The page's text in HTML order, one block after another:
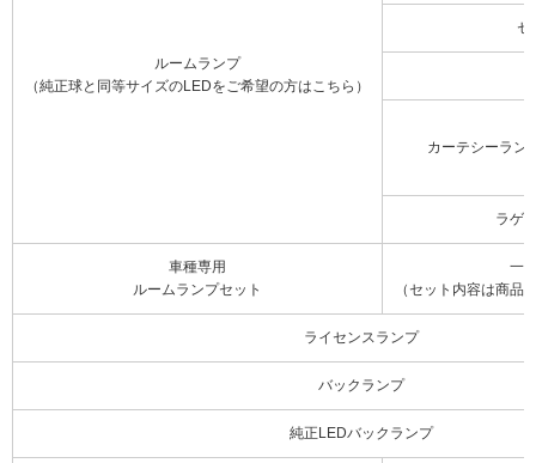
ルームランプ
（純正球と同等サイズのLEDをご希望の方はこちら）
セ
カーテシーラン
ラゲ
車種専用
ルームランプセット
一
（セット内容は商品
ライセンスランプ
バックランプ
純正LEDバックランプ